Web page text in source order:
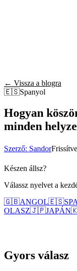
← Vissza a blogra
🇪🇸Spanyol
Hogyan
minden
Szerző: Sandor
Készen állsz?
Válassz nyelvet a
🇬🇧ANGOL🇪🇸
OLASZ🇯🇵JAPÁN
Gyors válasz